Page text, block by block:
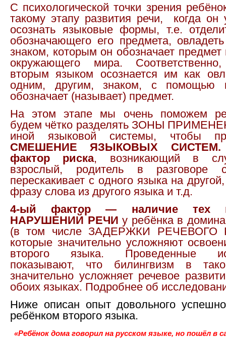
С психологической точки зрения
такому этапу развития речи, когда
осознать языковые формы, т.е.
обозначающего его предмета,
знаком, которым он обозначает
окружающего мира.
вторым языком осознается им как
одним, другим, знаком, с помощью
обозначает (называет) предмет.
На этом этапе мы очень поможем
будем чётко разделять ЗОНЫ
иной языковой системы, чтобы
СМЕШЕНИЕ ЯЗЫКОВЫХ СИСТЕМ.
фактор риска, возникающий в
взрослый, родитель в разговоре
перескакивает с одного языка на
фразу слова из другого языка и т.д.
4-ый фактор — наличие тех
НАРУШЕНИЙ РЕЧИ у ребёнка в
(в том числе ЗАДЕРЖКИ РЕЧЕВОГО
которые значительно усложняют
второго языка. Проведенные
показывают, что билингвизм в
значительно усложняет речевое
обоих языках. Подробнее об
Ниже описан опыт довольного
ребёнком второго языка.
«Ребёнок дома говорил на русском языке, но пошёл в